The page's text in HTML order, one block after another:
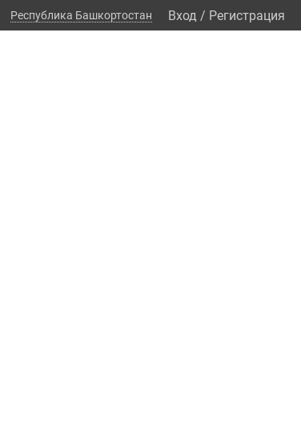
Республика Башкортостан Вход / Регистрация